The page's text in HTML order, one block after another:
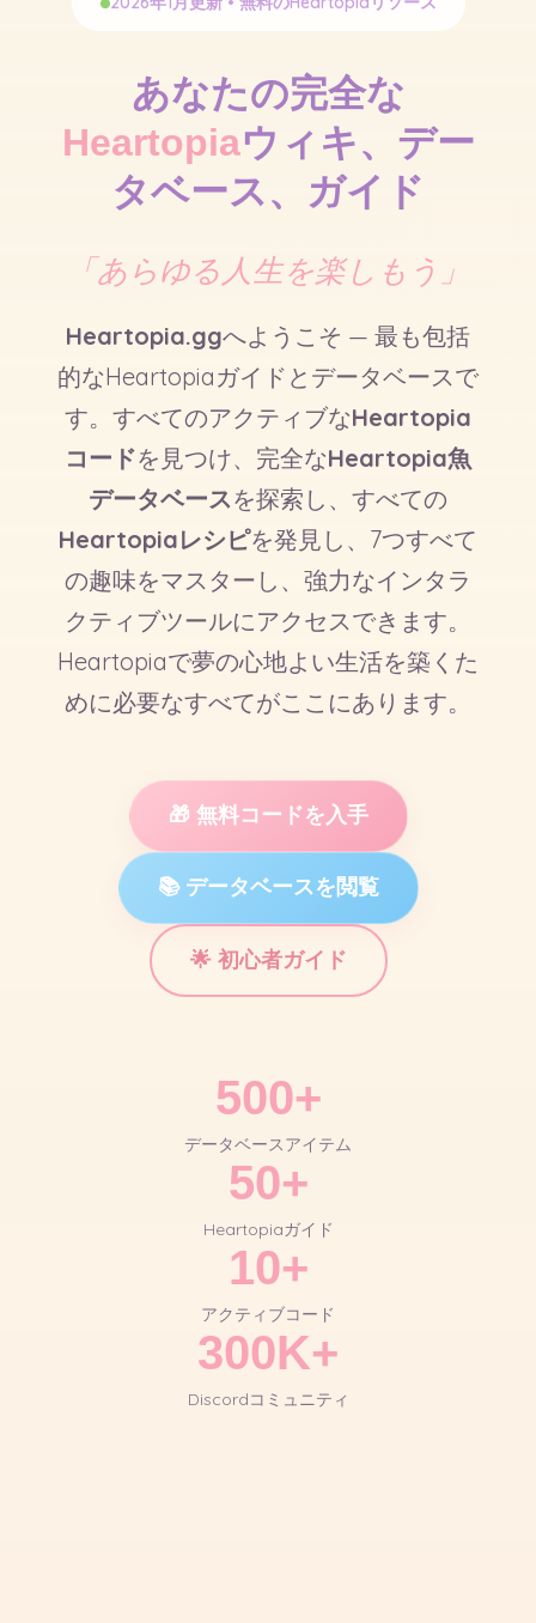
あなたの完全な
Heartopiaウィキ、デー
タベース、ガイド
「あらゆる人生を楽しもう」
Heartopia.ggへようこそ — 最も包括
的なHeartopiaガイドとデータベースで
す。すべてのアクティブなHeartopia
コードを見つけ、完全なHeartopia魚
データベースを探索し、すべての
Heartopiaレシピを発見し、7つすべて
の趣味をマスターし、強力なインタラ
クティブツールにアクセスできます。
Heartopiaで夢の心地よい生活を築くた
めに必要なすべてがここにあります。
🎁 無料コードを入手
📚 データベースを閲覧
🌟 初心者ガイド
500+
データベースアイテム
50+
Heartopiaガイド
10+
アクティブコード
300K+
Discordコミュニティ